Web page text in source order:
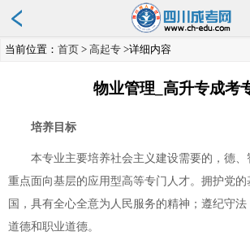
当前位置： 首页 > 高起专 >详细内容
物业管理_高升专成考
培养目标
本专业主要培养社会主义建设需要的，德、
重点面向基层的应用型高等专门人才。拥护党的
国，具有全心全意为人民服务的精神；遵纪守
道德和职业道德。